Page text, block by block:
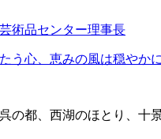
術品センター理事長
う心、恵みの風は穏やかに
の都、西湖のほとり、十